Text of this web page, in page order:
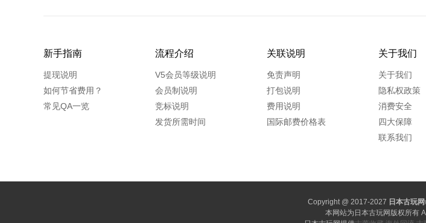
新手指南
提现说明
如何节省费用？
常见QA一览
流程介绍
V5会员等级说明
会员制说明
竞标说明
发货所需时间
关联说明
免责声明
打包说明
费用说明
国际邮费价格表
关于我们
关于我们
隐私权政策
消费安全
四大保障
联系我们
Copyright @ 2017-2027 日本古玩网
本网站为日本古玩网版权所有